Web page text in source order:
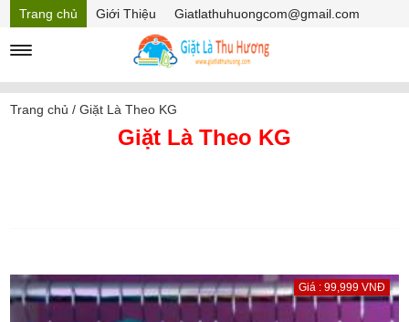
Trang chủ Giới Thiệu
Giatlathuhuongcom@gmail.com
Mã Giảm giá
Trang chủ /Giặt Là Theo KG
Giặt Là Theo KG
Giá : 99,999 VNĐ